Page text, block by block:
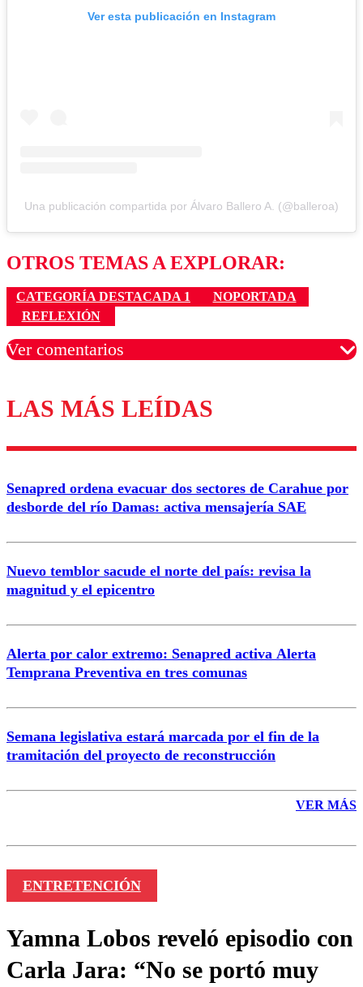
Ver esta publicación en Instagram
Una publicación compartida por Álvaro Ballero A. (@balleroa)
OTROS TEMAS A EXPLORAR:
CATEGORÍA DESTACADA 1
NOPORTADA
REFLEXIÓN
Ver comentarios
Los comentarios son moderados para garantizar un
diálogo respetuoso.
Nombre
Correo
LAS MÁS LEÍDAS
Senapred ordena evacuar dos sectores de Carahue por
desborde del río Damas: activa mensajería SAE
Nuevo temblor sacude el norte del país: revisa la
magnitud y el epicentro
Alerta por calor extremo: Senapred activa Alerta
Temprana Preventiva en tres comunas
Semana legislativa estará marcada por el fin de la
tramitación del proyecto de reconstrucción
VER MÁS
ENTRETENCIÓN
Yamna Lobos reveló episodio con
Carla Jara: “No se portó muy